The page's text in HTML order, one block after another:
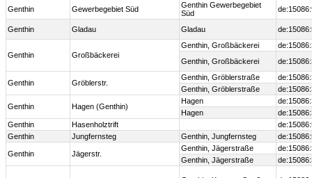
Genthin Gewerbegebiet Süd
Genthin Gewerbegebiet
Süd
Genthin Gladau Gladau
Genthin Großbäckerei
Genthin, Großbäckerei
Genthin, Großbäckerei
Genthin Gröblerstr.
Genthin, Gröblerstraße
Genthin, Gröblerstraße
Genthin Hagen (Genthin)
Hagen
Hagen
Genthin
Hasenholztrift
Genthin
Jungfernsteg Genthin, Jungfernsteg
Genthin Jägerstr.
Genthin, Jägerstraße
Genthin, Jägerstraße